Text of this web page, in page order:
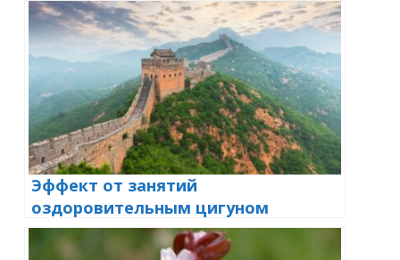
Эффект от занятий
оздоровительным цигуном